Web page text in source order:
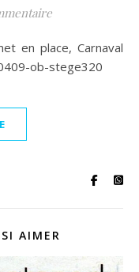
ob-stege320
AIMER